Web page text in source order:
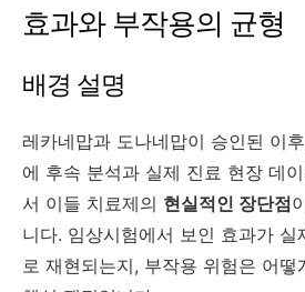
효과와 부작용의 균형
배경 설명
레카네맙과 도나네맙이 승인된 이
에 후속 분석과 실제 진료 현장 데
서 이들 치료제의 현실적인 장단점
니다. 임상시험에서 보인 효과가 실
로 재현되는지, 부작용 위험은 어